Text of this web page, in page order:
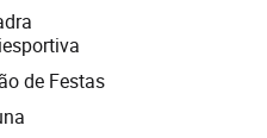
de Festas